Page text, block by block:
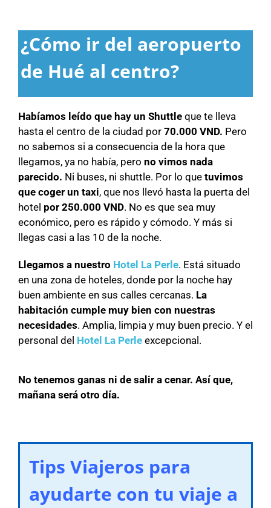
¿Cómo ir del aeropuerto
de Hué al centro?
Habíamos leído que hay un Shuttleque te lleva
hasta el centro de la ciudad por 70.000 VND. Pero
no sabemos si a consecuencia de la hora que
llegamos, ya no había, pero no vimos nada
parecido. Ni buses, ni shuttle. Por lo que tuvimos
que coger un taxi, que nos llevó hasta la puerta del
hotel por 250.000 VND. No es que sea muy
económico, pero es rápido y cómodo. Y más si
llegas casi a las 10 de la noche.
Llegamos a nuestro Hotel La Perle. Está situado
en una zona de hoteles, donde por la noche hay
buen ambiente en sus calles cercanas. La
habitación cumple muy bien con nuestras
necesidades. Amplia, limpia y muy buen precio. Y el
personal del Hotel La Perleexcepcional.
No tenemos ganas ni de salir a cenar. Así que,
mañana será otro día.
Tips Viajeros para
ayudarte con tu viaje a